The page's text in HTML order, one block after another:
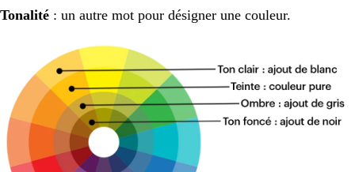
Tonalité : un autre mot pour désigner une couleur.